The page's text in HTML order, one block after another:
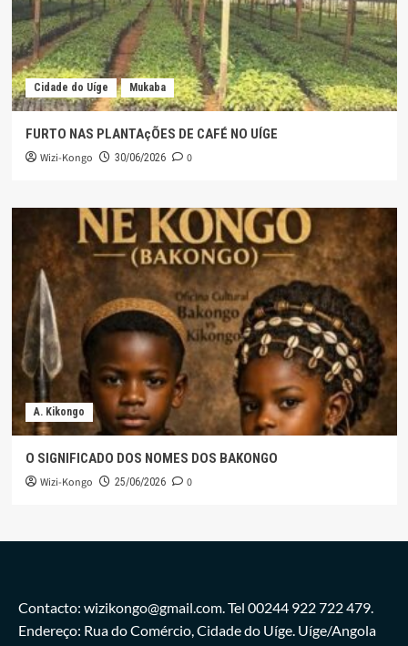
Cidade do Uíge Mukaba
FURTO NAS PLANTAçÕES DE CAFÉ NO UÍGE
Wizi-Kongo 30/06/2026 0
A. Kikongo
O SIGNIFICADO DOS NOMES DOS BAKONGO
Wizi-Kongo 25/06/2026 0
Contacto: wizikongo@gmail.com. Tel 00244 922 722 479.
Endereço: Rua do Comércio, Cidade do Uíge. Uíge/Angola